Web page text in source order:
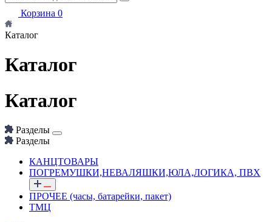
Корзина 0
Каталог
Каталог
Каталог
Разделы
Разделы
КАНЦТОВАРЫ
ПОГРЕМУШКИ,НЕВАЛЯШКИ,ЮЛА,ЛОГИКА, ПВХ
ПРОЧЕЕ (часы, батарейки, пакет)
ТМЦ